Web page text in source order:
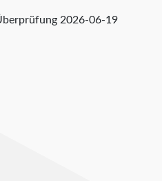
2026-06-19